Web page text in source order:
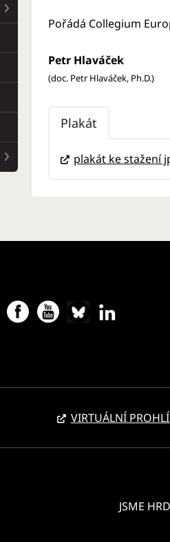
Pořádá Collegium
Petr Hlaváček
(doc. Petr Hlaváček, Ph.D.)
Plakát
plakát ke stažení
VIRTUÁLNÍ
JSME